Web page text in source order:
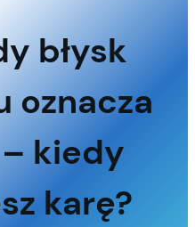
błysk
oznacza
kiedy
karę?